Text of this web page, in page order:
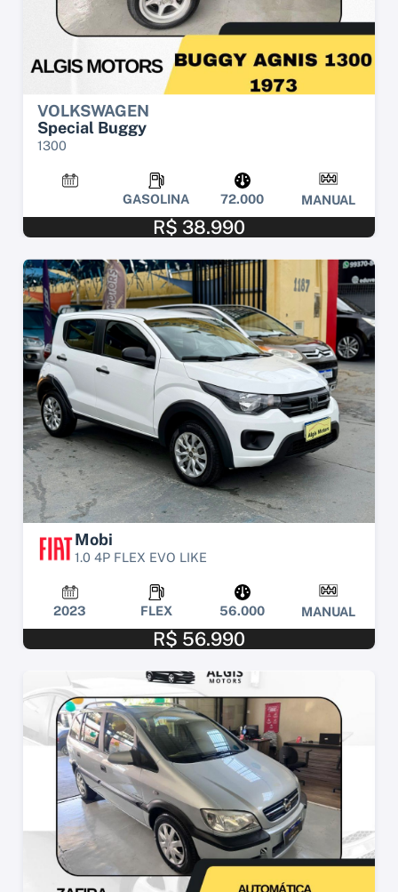
VOLKSWAGEN
Special Buggy
1300
GASOLINA 72.000 MANUAL
R$ 38.990
Mobi
1.0 4P FLEX EVO LIKE
2023 FLEX 56.000 MANUAL
R$ 56.990